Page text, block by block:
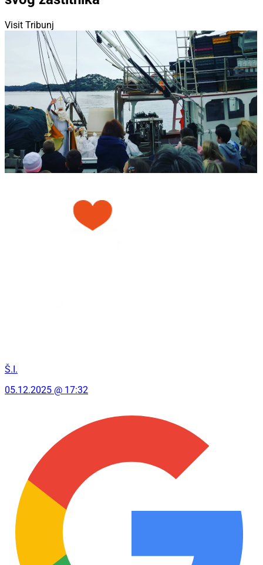
Visit Tribunj
Š.I.
05.12.2025 @ 17:32